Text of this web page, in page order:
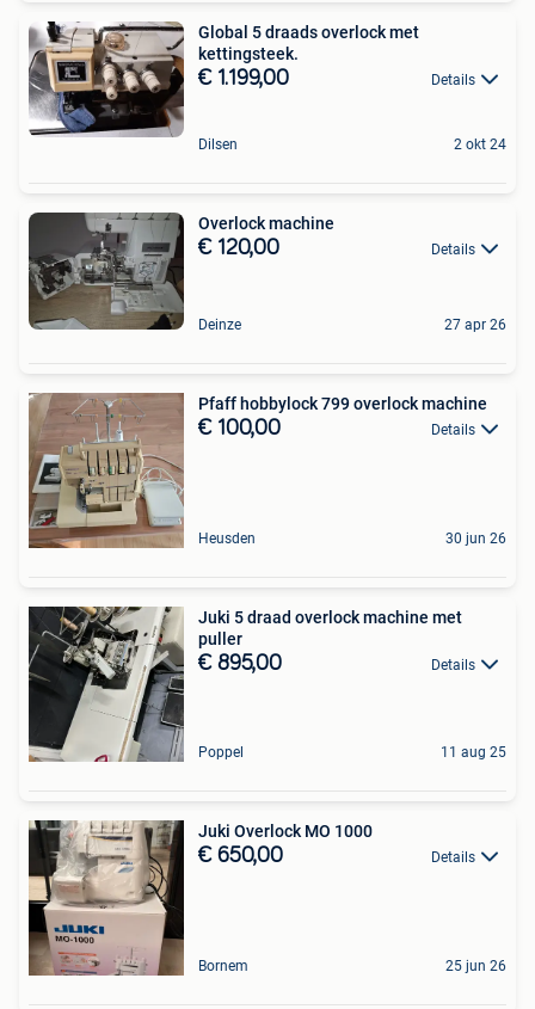
Global 5 draads overlock met
kettingsteek.
€ 1.199,00 Details
Dilsen 2 okt 24
Overlock machine
€ 120,00 Details
Deinze 27 apr 26
Pfaff hobbylock 799 overlock machine
€ 100,00 Details
Heusden 30 jun 26
Juki 5 draad overlock machine met
puller
€ 895,00 Details
Poppel 11 aug 25
Juki Overlock MO 1000
€ 650,00 Details
Bornem 25 jun 26